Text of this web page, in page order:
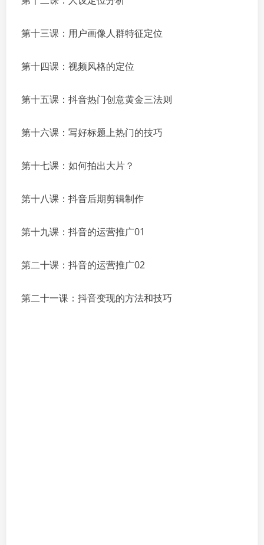
第十三课：用户画像人群特征定位
第十四课：视频风格的定位
第十五课：抖音热门创意黄金三法则
第十六课：写好标题上热门的技巧
第十七课：如何拍出大片？
第十八课：抖音后期剪辑制作
第十九课：抖音的运营推广01
第二十课：抖音的运营推广02
第二十一课：抖音变现的方法和技巧